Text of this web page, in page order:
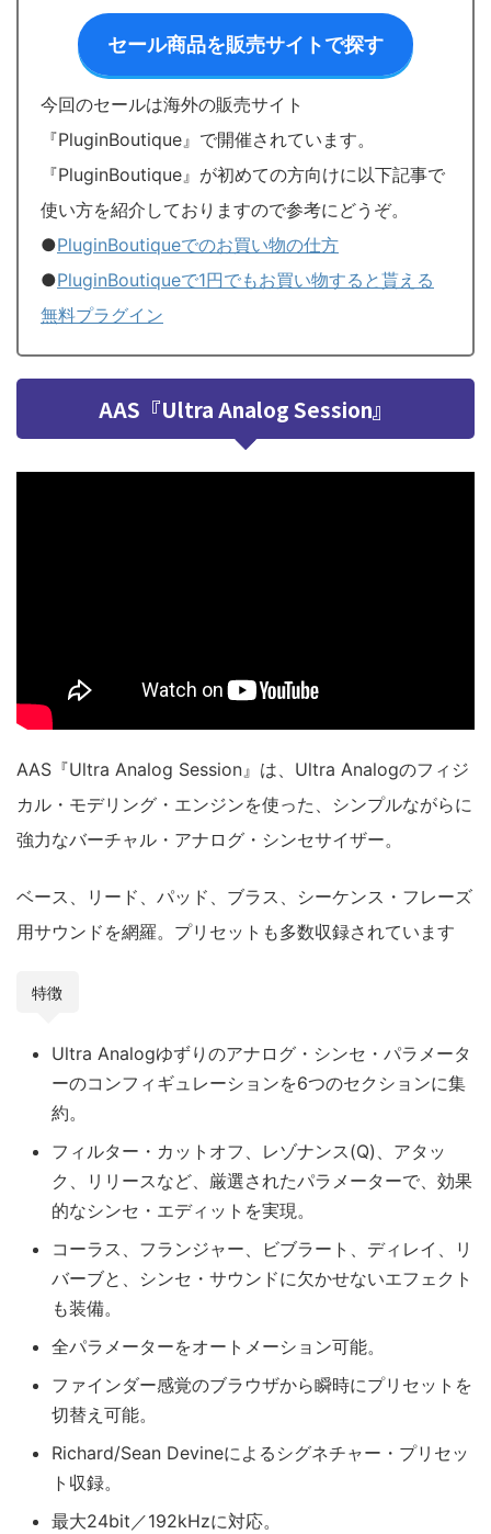
セール商品を販売サイトで探す
今回のセールは海外の販売サイト
『PluginBoutique』で開催されています。
『PluginBoutique』が初めての方向けに以下記事で
使い方を紹介しておりますので参考にどうぞ。
●PluginBoutiqueでのお買い物の仕方
●PluginBoutiqueで1円でもお買い物すると貰える
無料プラグイン
AAS『Ultra Analog Session』
AAS『Ultra Analog Session』は、Ultra Analogのフィジ
カル・モデリング・エンジンを使った、シンプルながらに
強力なバーチャル・アナログ・シンセサイザー。
ベース、リード、パッド、ブラス、シーケンス・フレーズ
用サウンドを網羅。プリセットも多数収録されています
特徴
Ultra Analogゆずりのアナログ・シンセ・パラメータ
ーのコンフィギュレーションを6つのセクションに集
約。
フィルター・カットオフ、レゾナンス(Q)、アタッ
ク、リリースなど、厳選されたパラメーターで、効果
的なシンセ・エディットを実現。
コーラス、フランジャー、ビブラート、ディレイ、リ
バーブと、シンセ・サウンドに欠かせないエフェクト
も装備。
全パラメーターをオートメーション可能。
ファインダー感覚のブラウザから瞬時にプリセットを
切替え可能。
Richard/Sean Devineによるシグネチャー・プリセッ
ト収録。
最大24bit／192kHzに対応。